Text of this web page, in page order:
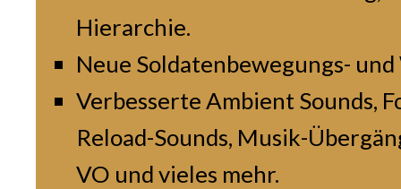
Hierarchie.
Neue Soldatenbewegungs-
Verbesserte Ambient Sounds,
Reload-Sounds, Musik-
VO und vieles mehr.